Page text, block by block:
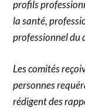
profils
la santé,
professionnel du
Les comités
personnes
rédigent des